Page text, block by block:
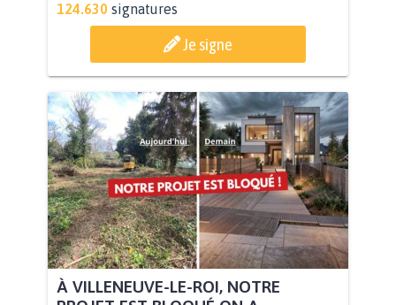
124.630 signatures
Je signe
À VILLENEUVE-LE-ROI, NOTRE